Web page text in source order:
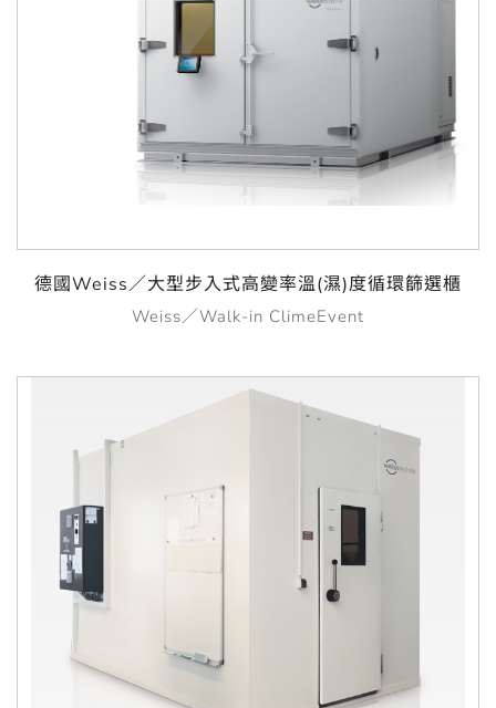
德國Weiss／大型步入式高變率溫(濕)度循環篩選櫃
Weiss／Walk-in ClimeEvent